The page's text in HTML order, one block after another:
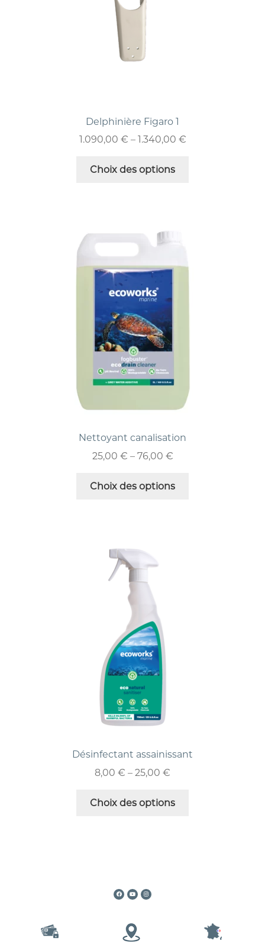
Delphinière Figaro 1
1.090,00 € – 1.340,00 €
Choix des options
Nettoyant canalisation
25,00 € – 76,00 €
Choix des options
Désinfectant assainissant
8,00 € – 25,00 €
Choix des options